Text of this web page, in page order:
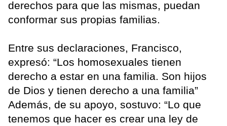
derechos para que las mismas, puedan
conformar sus propias familias.
Entre sus declaraciones, Francisco,
expresó: “Los homosexuales tienen
derecho a estar en una familia. Son hijos
de Dios y tienen derecho a una familia”
Además, de su apoyo, sostuvo: “Lo que
tenemos que hacer es crear una ley de